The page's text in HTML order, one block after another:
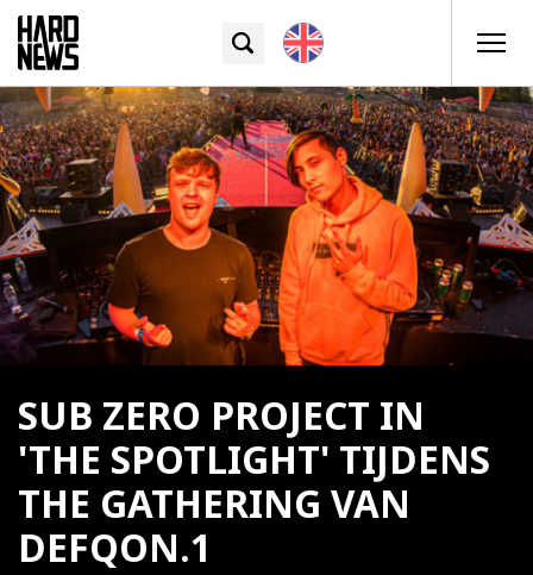
SUB ZERO PROJECT IN
'THE SPOTLIGHT' TIJDENS
THE GATHERING VAN
DEFQON.1